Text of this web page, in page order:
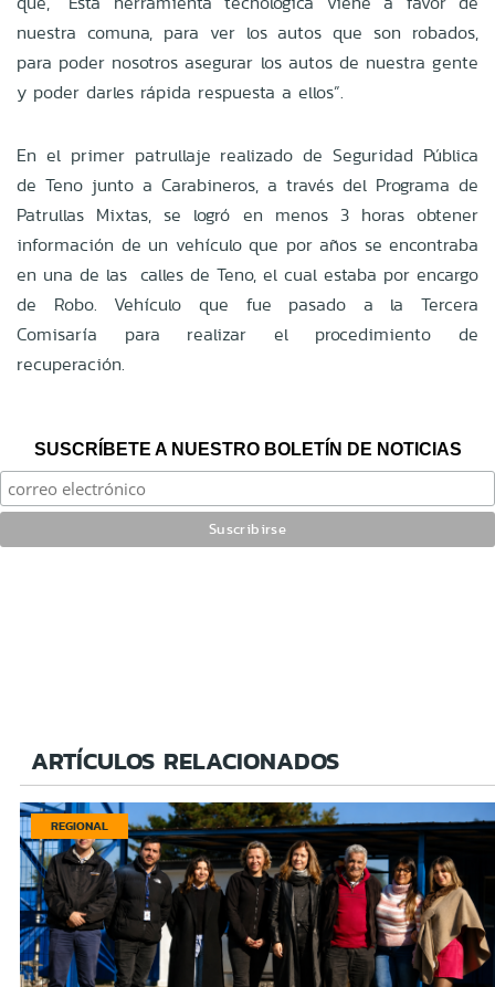
nuestra comuna, para ver los autos que son robados,
para poder nosotros asegurar los autos de nuestra gente
y poder darles rápida respuesta a ellos”.
En el primer patrullaje realizado de Seguridad Pública
de Teno junto a Carabineros, a través del Programa de
Patrullas Mixtas, se logró en menos 3 horas obtener
información de un vehículo que por años se encontraba
en una de las calles de Teno, el cual estaba por encargo
de Robo. Vehículo que fue pasado a la Tercera
Comisaría para realizar el procedimiento de
recuperación.
SUSCRÍBETE A NUESTRO BOLETÍN DE NOTICIAS
ARTÍCULOS RELACIONADOS
REGIONAL